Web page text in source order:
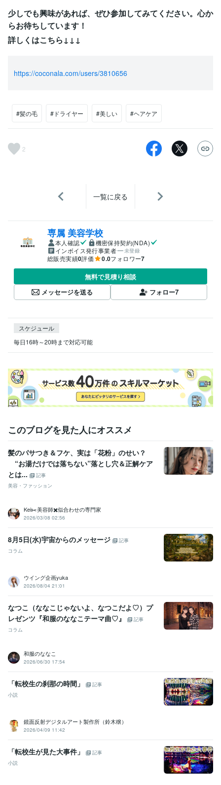
少しでも興味があれば、ぜひ参加してみてください。心か
らお待ちしています！
詳しくはこちら↓↓↓
https://coconala.com/users/3810656
#髪の毛 #ドライヤー #美しい #ヘアケア
2
一覧に戻る
専属 美容学校
本人確認
機密保持契約(NDA)
インボイス発行事業者
未登録
総販売実績0評価 0.0フォロワー7
無料で見積り相談
メッセージを送る
フォロー7
スケジュール
毎日16時～20時まで対応可能
このブログを見た人にオススメ
髪のパサつき＆フケ、実は「花粉」のせい？
“お湯だけでは落ちない”落とし穴＆正解ケア
とは...
記事
美容・ファッション
Kei✂️美容師✖️似合わせの専門家
2026/03/08 02:56
8月5日(水)宇宙からのメッセージ
記事
コラム
ウイング企画yuka
2026/08/04 21:01
なつこ（ななこじゃないよ、なつこだよ♡）プ
レゼンツ『和服のななこテーマ曲♡』
記事
コラム
和服のななこ
2026/06/30 17:54
「転校生の刹那の時間」
記事
小説
鏡面反射デジタルアート製作所（鈴木穣）
2026/04/09 11:42
「転校生が見た大事件」
記事
小説